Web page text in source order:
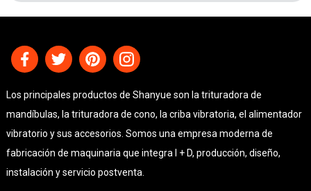
Los principales productos de Shanyue son la trituradora de
mandíbulas, la trituradora de cono, la criba vibratoria, el alimentador
vibratorio y sus accesorios. Somos una empresa moderna de
fabricación de maquinaria que integra I + D, producción, diseño,
instalación y servicio postventa.